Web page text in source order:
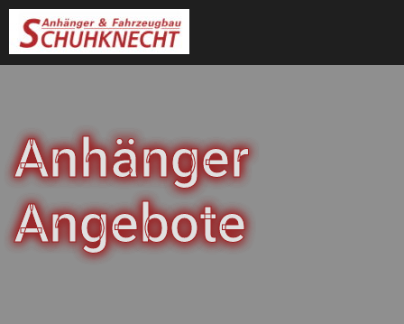
Anhänger
Angebote